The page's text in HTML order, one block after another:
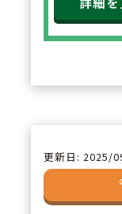
え、ど
境】対
働き
に。薬
更新日: 2025/